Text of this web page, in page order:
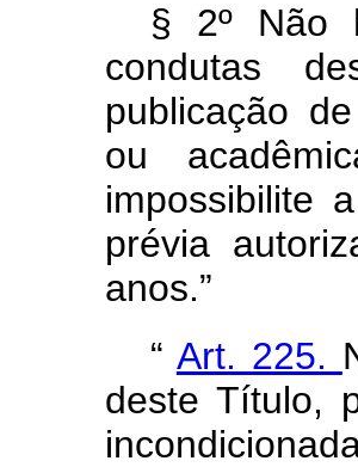
§ 2º Não
condutas
publicação
ou
impossibilite
prévia
anos.”
“ Art. 225.
deste Título,